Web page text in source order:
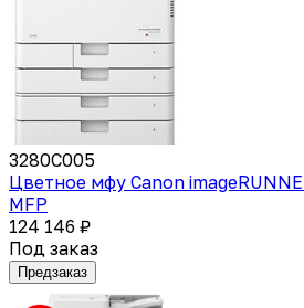
3280C005
Цветное мфу Canon
MFP
124 146 ₽
Под заказ
Предзаказ